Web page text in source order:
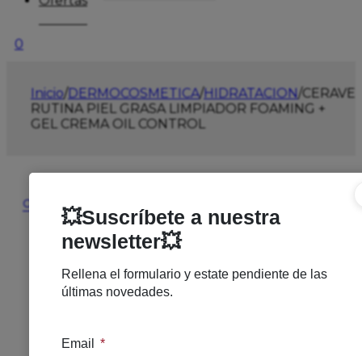
0
Inicio/DERMOCOSMETICA/HIDRATACION/CERAVE
RUTINA PIEL GRASA LIMPIADOR FOAMING +
GEL CREMA OIL CONTROL
🔍